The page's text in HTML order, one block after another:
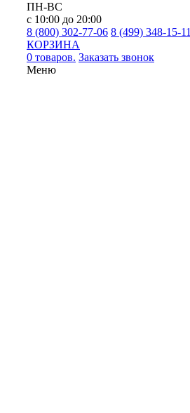
ПН-ВС
с 10:00 до 20:00
8 (800) 302-77-06 8 (499) 348-15-11
КОРЗИНА
0 товаров. Заказать звонок
Меню